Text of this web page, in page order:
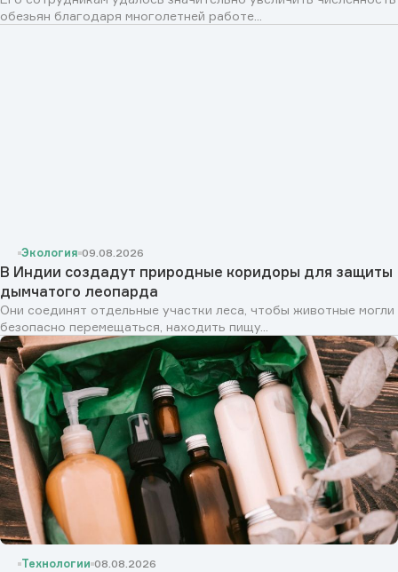
обезьян благодаря многолетней работе...
Экология 09.08.2026
В Индии создадут природные коридоры для защиты
дымчатого леопарда
Они соединят отдельные участки леса, чтобы животные могли
безопасно перемещаться, находить пищу...
Технологии 08.08.2026